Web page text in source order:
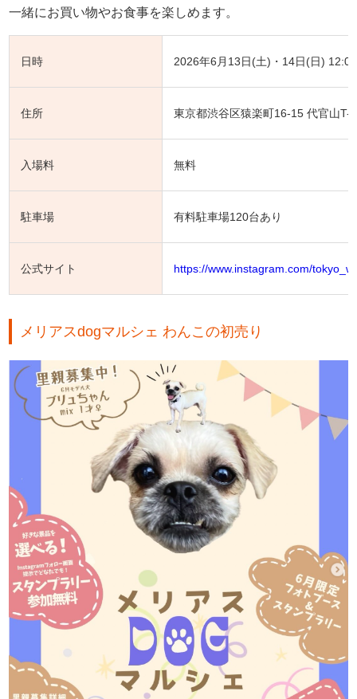
一緒にお買い物やお食事を楽しめます。
日時 2026年6月13日(土)・14日(日)
住所 東京都渋谷区猿楽町16-15 代官山T-
入場料 無料
駐車場 有料駐車場120台あり
公式サイト https://www.instagram.com/
メリアスdogマルシェ わんこの初売り